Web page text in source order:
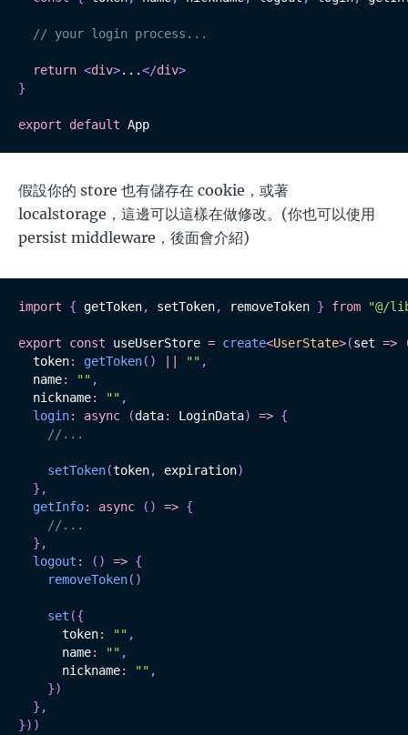
// your login process...
return <div>...</div>
}
export default App
假設你的 store 也有儲存在 cookie，或著
localstorage，這邊可以這樣在做修改。(你也可以使用
persist middleware，後面會介紹)
import { getToken, setToken, removeToken } from "@/
export const useUserStore = create<UserState>(set =>
  token
: getToken( ) "" ,
  name
: "" ,
  nickname
: "" ,
login: async (data: LoginData) => {
//...
setToken(token, expiration)
} ,
getInfo: async ( ) => {
//...
} ,
logout : ( ) => {
removeToken( )
set ({
      token
: "" ,
      name
: "" ,
      nickname
: "" ,
})
} ,
}) )